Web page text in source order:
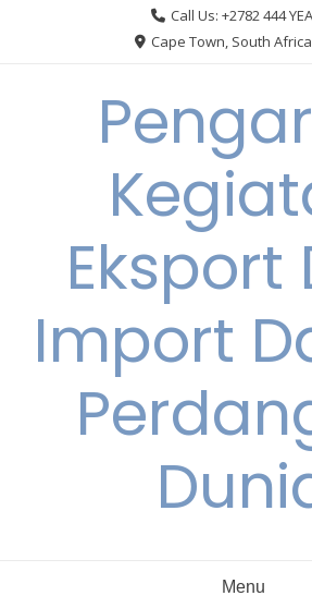
Call Us: +2782 444
Cape Town, South Africa
Eksport
Import
Menu